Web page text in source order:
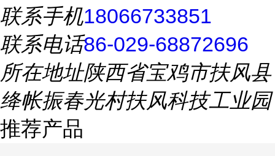
联系手机18066733851
联系电话86-029-68872696
所在地址陕西省宝鸡市扶风县
绛帐振春光村扶风科技工业园
推荐产品